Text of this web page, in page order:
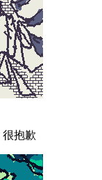
很抱歉